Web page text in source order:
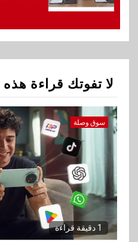
1
جهازًا
2 اقتصاد
إي اف چي
خطط نمو
في سوق
بالخارج
اخبار
بيان
ناتجاس
لا تفوتك قراءة
سوق وصلة
1 دقيقة قراءة